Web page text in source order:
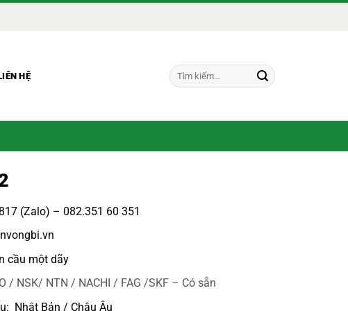
HỆ
Tìm
kiếm:
(Zalo) – 082.351 60 351
cầu một dãy
/ NSK/ NTN / NACHI / FAG /SKF – Có sẵn
Nhật Bản / Châu Âu